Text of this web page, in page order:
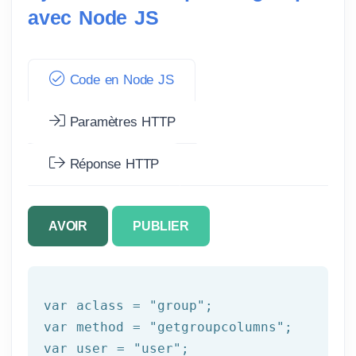
avec Node JS
Code en Node JS
Paramètres HTTP
Réponse HTTP
AVOIR PUBLIER
var aclass = "group" ;
var method =
"getgroupcolumns" ;
var user =
"user" ;